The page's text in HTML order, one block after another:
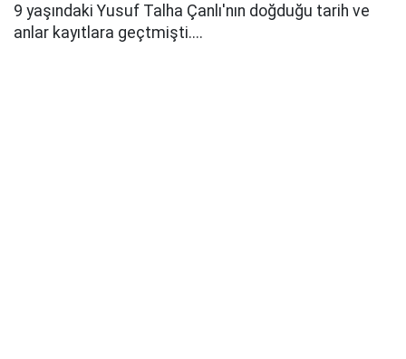
9 yaşındaki Yusuf Talha Çanlı'nın doğduğu tarih ve
anlar kayıtlara geçtmişti....